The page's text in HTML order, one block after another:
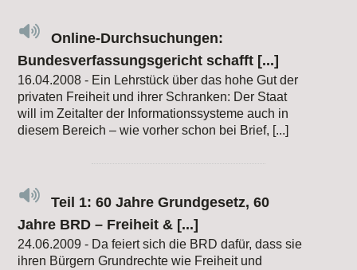
Online-Durchsuchungen:
Bundesverfassungsgericht schafft [...]
16.04.2008 - Ein Lehrstück über das hohe Gut der
privaten Freiheit und ihrer Schranken: Der Staat
will im Zeitalter der Informationssysteme auch in
diesem Bereich – wie vorher schon bei Brief, [...]
Teil 1: 60 Jahre Grundgesetz, 60
Jahre BRD – Freiheit & [...]
24.06.2009 - Da feiert sich die BRD dafür, dass sie
ihren Bürgern Grundrechte wie Freiheit und